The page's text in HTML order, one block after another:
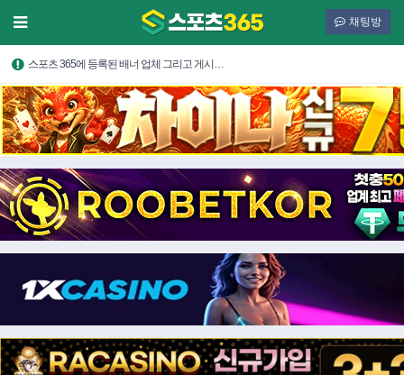
채팅방
스포츠 365에 등록된 배너 업체 그리고 게시…